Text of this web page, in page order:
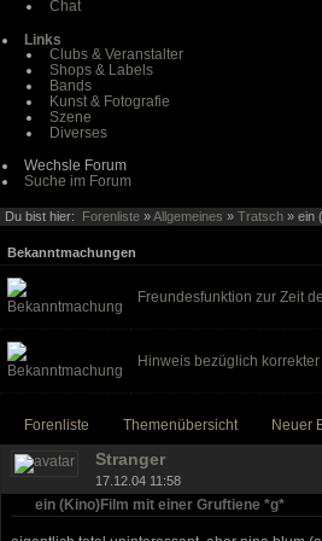
Chat
Links
Clubs & Veranstalter
Shops & Labels
Bands
Kunst & Fotografie
Szene
Diverses
Wechsle Forum
Suche im Forum
Du bist hier: Forenliste »Allgemeines » Tratsch » ein
Bekanntmachungen
Freundesfunktion zur Zeit
Hinweis bezüglich
Forenliste Themenübersicht Neuer
Stranger
17.12.04 11:58
ein (Kino)Film mit einer Gruftiene *g*